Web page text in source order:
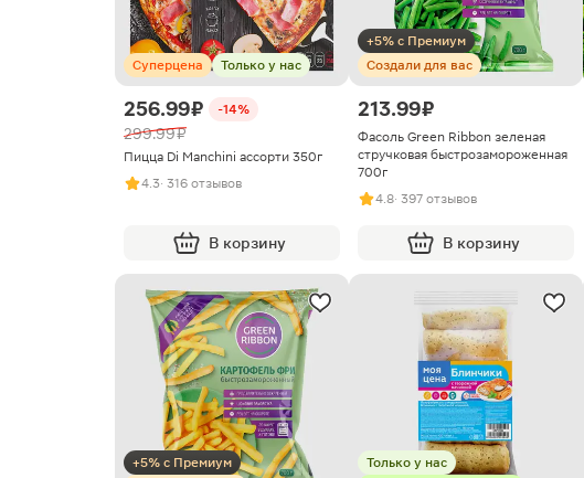
Суперцена Только у нас
256.99 ₽ -14%
299.99 ₽
Пицца Di Manchini ассорти 350г
4.3· 316 отзывов
В корзину
+5% с Премиум
Создали для вас
213.99 ₽
Фасоль Green Ribbon зеленая
стручковая быстрозамороженная
700г
4.8· 397 отзывов
В корзину
+5% с Премиум
Только у нас